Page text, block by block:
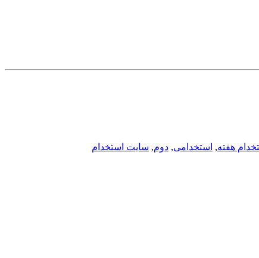
هفته, استخدامی, دوم, سایت استخدام